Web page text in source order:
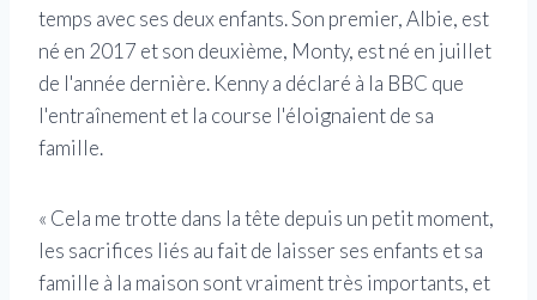
temps avec ses deux enfants. Son premier, Albie, est
né en 2017 et son deuxième, Monty, est né en juillet
de l'année dernière. Kenny a déclaré à la BBC que
l'entraînement et la course l'éloignaient de sa
famille.
« Cela me trotte dans la tête depuis un petit moment,
les sacrifices liés au fait de laisser ses enfants et sa
famille à la maison sont vraiment très importants, et